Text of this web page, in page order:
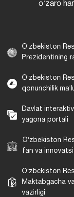
oʻzaro
Oʻzbekiston
Prezidentining
Oʻzbekiston
qonunchilik
Davlat
yagona portali
Oʻzbekiston
fan va
Oʻzbekiston
Maktabgacha
vazirligi